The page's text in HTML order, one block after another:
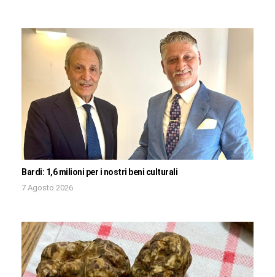
Bardi: 1,6 milioni per i nostri beni culturali
7 Agosto 2026